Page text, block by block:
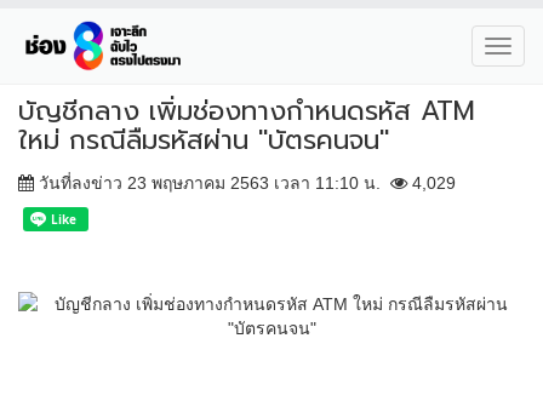
บัญชีกลาง เพิ่มช่องทางกำหนดรหัส ATM
ใหม่ กรณีลืมรหัสผ่าน "บัตรคนจน"
วันที่ลงข่าว 23 พฤษภาคม 2563 เวลา 11:10 น. 4,029